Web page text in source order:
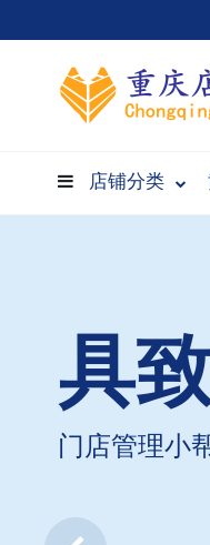
店铺分类
具
门店管理小